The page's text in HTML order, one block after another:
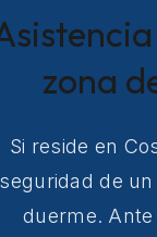
zona
Si reside en
seguridad de
duerme.